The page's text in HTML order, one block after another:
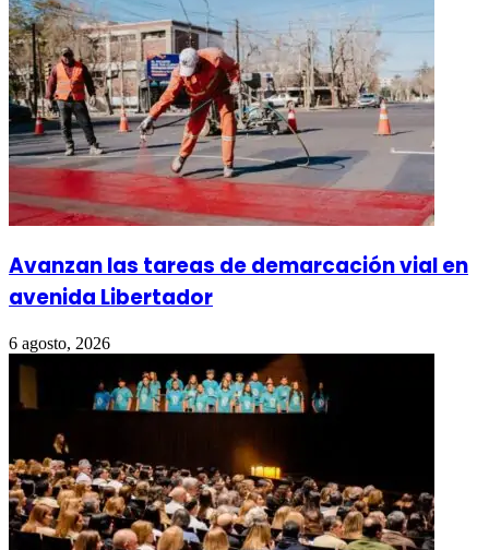
Avanzan las tareas de demarcación vial en
avenida Libertador
6 agosto, 2026